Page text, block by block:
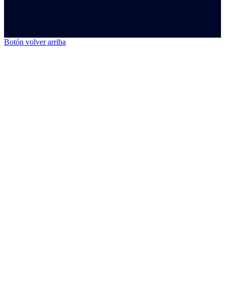
Botón volver arriba